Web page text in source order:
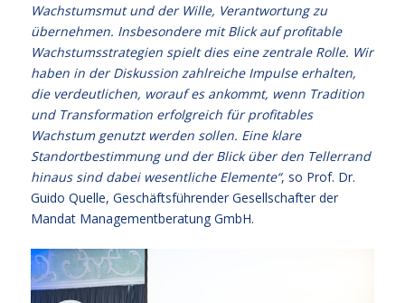
Wachstumsmut und der Wille, Verantwortung zu
übernehmen. Insbesondere mit Blick auf profitable
Wachstumsstrategien spielt dies eine zentrale Rolle. Wir
haben in der Diskussion zahlreiche Impulse erhalten,
die verdeutlichen, worauf es ankommt, wenn Tradition
und Transformation erfolgreich für profitables
Wachstum genutzt werden sollen. Eine klare
Standortbestimmung und der Blick über den Tellerrand
hinaus sind dabei wesentliche Elemente“, so Prof. Dr.
Guido Quelle, Geschäftsführender Gesellschafter der
Mandat Managementberatung GmbH.